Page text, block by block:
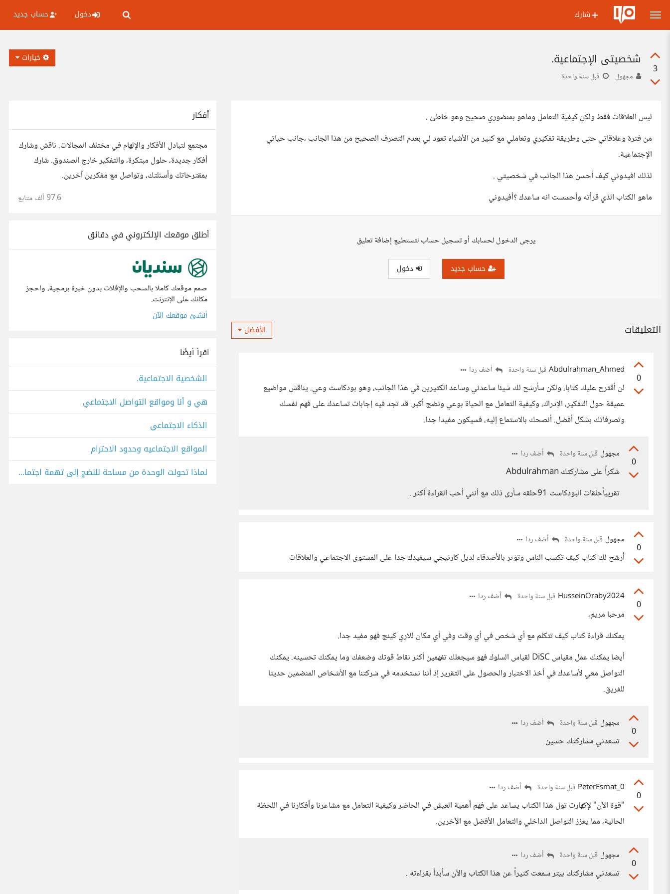
شارك دخول حساب جديد
3
شخصيتي الإجتماعية.
مجهول قبل سنة واحدة
خيارات
ليس العلاقات فقط ولكن كيفية التعامل وماهو بمنضوري صحيح وهو خاطئ .
من فترة وعلاقاتي حتى وطريقة تفكيري وتعاملي مع كثير من الأشياء تعود لي بعدم التصرف الصحيح من هذا الجانب ،جانب حياتي
الإجتماعية.
لذلك افيدوني كيف أحسن هذا الجانب في شخصيتي .
ماهو الكتاب الذي قرأته وأحسست انه ساعدك ؟أفيدوني
يرجى الدخول لحسابك أو تسجيل حساب لتستطيع إضافة تعليق
حساب جديد دخول
التعليقات الأفضل
0
Abdulrahman_Ahmed قبل سنة واحدة أضف ردا
لن أقترح عليك كتابا، ولكن سأرشح لك شيئا ساعدني وساعد الكثيرين في هذا الجانب، وهو بودكاست وعي. يناقش مواضيع
عميقة حول التفكير، الإدراك، وكيفية التعامل مع الحياة بوعي ونضج أكبر. قد تجد فيه إجابات تساعدك على فهم نفسك
وتصرفاتك بشكل أفضل. أنصحك بالاستماع إليه، فسيكون مفيدا جدا.
0
مجهول قبل سنة واحدة أضف ردا
شكراً على مشاركتك Abdulrahman
تقريباًحلقات البودكاست 91حلقه سأرى ذلك مع أنني أحب القراءة أكثر .
0
مجهول قبل سنة واحدة أضف ردا
أرشح لك كتاب كيف تكسب الناس وتؤثر بالأصدقاء لديل كارنيجي سيفيدك جدا على المستوى الاجتماعي والعلاقات
0
HusseinOraby2024 قبل سنة واحدة أضف ردا
مرحبا مريم،
يمكنك قراءة كتاب كيف تتكلم مع أي شخص في أي وقت وفي أي مكان للاري كينج فهو مفيد جدا.
أيضا يمكنك عمل مقياس DiSC لقياس السلوك فهو سيجعلك تفهمين أكثر نقاط قوتك وضعفك وما يمكنك تحسينه. يمكنك
التواصل معي لأساعدك في أخذ الاختبار والحصول على التقرير إذ أننا نستخدمه في شركتنا مع الأشخاص المنضمين حديثا
للفريق.
0
مجهول قبل سنة واحدة أضف ردا
تسعدني مشاركتك حسين
0
PeterEsmat_0 قبل سنة واحدة أضف ردا
"قوة الآن" لإكهارت تول هذا الكتاب يساعد على فهم أهمية العيش في الحاضر وكيفية التعامل مع مشاعرنا وأفكارنا في اللحظة
الحالية، مما يعزز التواصل الداخلي والتعامل الأفضل مع الآخرين.
0
مجهول قبل سنة واحدة أضف ردا
تسعدني مشاركتك بيتر سمعت كثيراً عن هذا الكتاب والآن سأبدأ بقراءته .
أفكار
مجتمع لتبادل الأفكار والإلهام في مختلف المجالات. ناقش وشارك
أفكار جديدة، حلول مبتكرة، والتفكير خارج الصندوق. شارك
بمقترحاتك وأسئلتك، وتواصل مع مفكرين آخرين.
97.6 ألف متابع
أطلق موقعك الإلكتروني في دقائق
صمم موقعك كاملا بالسحب والإفلات بدون خبرة برمجية، واحجز
مكانك على الإنترنت.
أنشئ موقعك الآن
اقرأ أيضًا
الشخصية الاجتماعية.
هي و أنا ومواقع التواصل الاجتماعي
الذكاء الاجتماعي
المواقع الاجتماعيه وحدود الاحترام
لماذا تحولت الوحدة من مساحة للنضج إلى تهمة اجتماعية؟